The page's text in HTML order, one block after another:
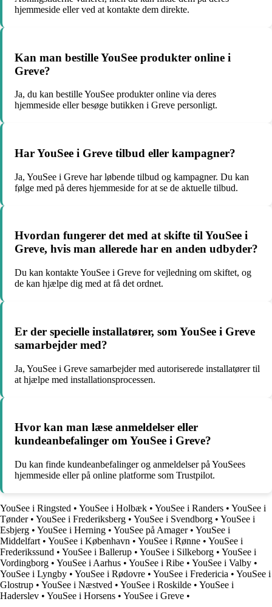
hjemmeside eller ved at kontakte dem direkte.
Kan man bestille YouSee produkter online i
Greve?
Ja, du kan bestille YouSee produkter online via deres
hjemmeside eller besøge butikken i Greve personligt.
Har YouSee i Greve tilbud eller kampagner?
Ja, YouSee i Greve har løbende tilbud og kampagner. Du kan
følge med på deres hjemmeside for at se de aktuelle tilbud.
Hvordan fungerer det med at skifte til YouSee i
Greve, hvis man allerede har en anden udbyder?
Du kan kontakte YouSee i Greve for vejledning om skiftet, og
de kan hjælpe dig med at få det ordnet.
Er der specielle installatører, som YouSee i Greve
samarbejder med?
Ja, YouSee i Greve samarbejder med autoriserede installatører til
at hjælpe med installationsprocessen.
Hvor kan man læse anmeldelser eller
kundeanbefalinger om YouSee i Greve?
Du kan finde kundeanbefalinger og anmeldelser på YouSees
hjemmeside eller på online platforme som Trustpilot.
YouSee i Ringsted • YouSee i Holbæk • YouSee i Randers • YouSee i
Tønder• YouSee i Frederiksberg • YouSee i Svendborg • YouSee i
Esbjerg • YouSee i Herning • YouSee på Amager• YouSee i
Middelfart • YouSee i København • YouSee i Rønne • YouSee i
Frederikssund • YouSee i Ballerup • YouSee i Silkeborg • YouSee i
Vordingborg • YouSee i Aarhus • YouSee i Ribe • YouSee i Valby •
YouSee i Lyngby • YouSee i Rødovre • YouSee i Fredericia • YouSee i
Glostrup • YouSee i Næstved • YouSee i Roskilde • YouSee i
Haderslev • YouSee i Horsens • YouSee i Greve •